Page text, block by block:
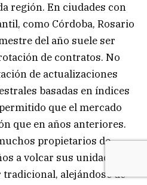
región. En ciudades con
como Córdoba, Rosario
del año suele ser
de contratos. No
de actualizaciones
basadas en índices
que el mercado
que en años anteriores.
propietarios de
a volcar sus unidades
alejándose de